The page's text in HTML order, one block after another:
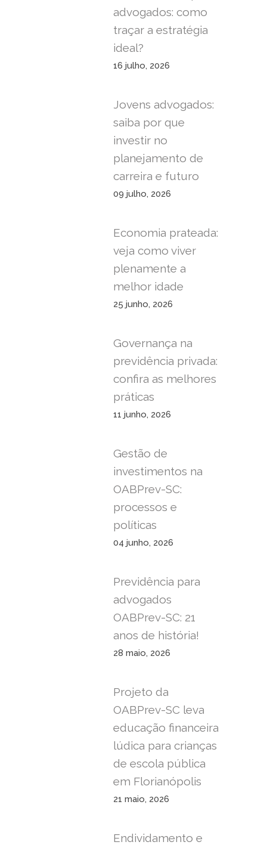
advogados: como
traçar a estratégia
ideal?
16 julho, 2026
Jovens advogados:
saiba por que
investir no
planejamento de
carreira e futuro
09 julho, 2026
Economia prateada:
veja como viver
plenamente a
melhor idade
25 junho, 2026
Governança na
previdência privada:
confira as melhores
práticas
11 junho, 2026
Gestão de
investimentos na
OABPrev-SC:
processos e
políticas
04 junho, 2026
Previdência para
advogados
OABPrev-SC: 21
anos de história!
28 maio, 2026
Projeto da
OABPrev-SC leva
educação financeira
lúdica para crianças
de escola pública
em Florianópolis
21 maio, 2026
Endividamento e